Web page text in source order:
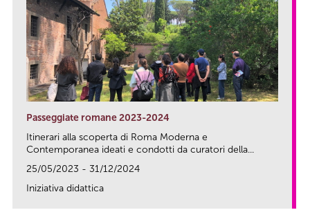
Passeggiate romane 2023-2024
Itinerari alla scoperta di Roma Moderna e
Contemporanea ideati e condotti da curatori della...
25/05/2023 - 31/12/2024
Iniziativa didattica